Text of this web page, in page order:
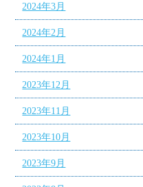
2024年3月
2024年2月
2024年1月
2023年12月
2023年11月
2023年10月
2023年9月